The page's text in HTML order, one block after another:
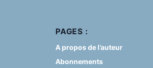
PAGES :
A propos de l’auteur
Abonnements